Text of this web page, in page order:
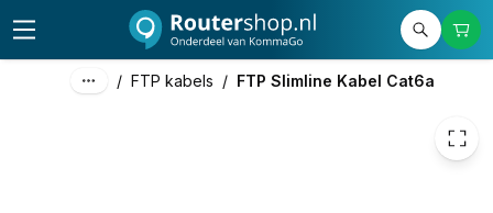
/ FTP kabels / FTP Slimline Kabel Cat6a